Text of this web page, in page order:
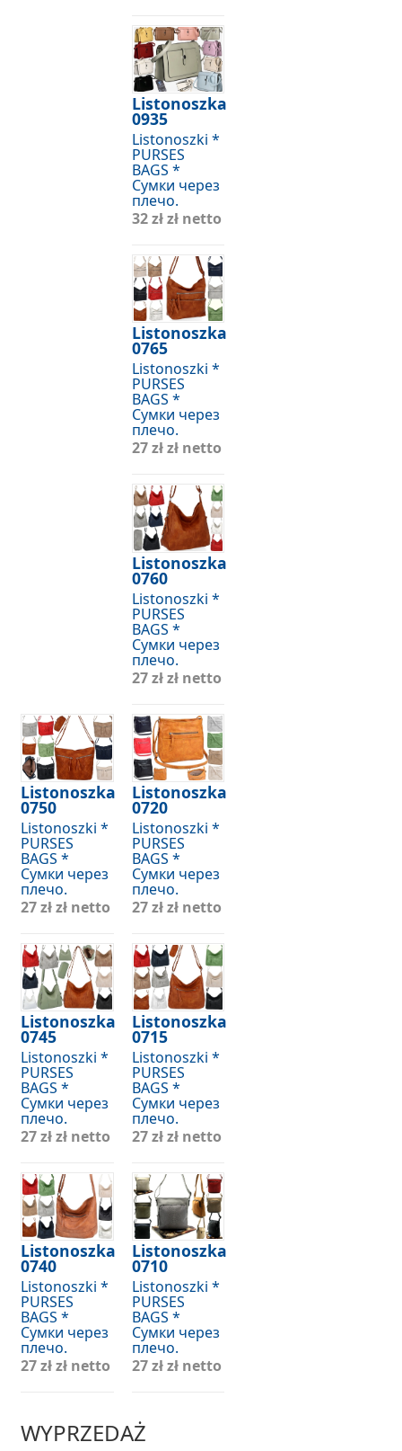
Listonoszka
0935
Listonoszki *
PURSES
BAGS *
Сумки через
плечо.
32 złzł netto
Listonoszka
0765
Listonoszki *
PURSES
BAGS *
Сумки через
плечо.
27 złzł netto
Listonoszka
0760
Listonoszki *
PURSES
BAGS *
Сумки через
плечо.
27 złzł netto
Listonoszka
0750
Listonoszki *
PURSES
BAGS *
Сумки через
плечо.
27 złzł netto
Listonoszka
0745
Listonoszki *
PURSES
BAGS *
Сумки через
плечо.
27 złzł netto
Listonoszka
0740
Listonoszki *
PURSES
BAGS *
Сумки через
плечо.
27 złzł netto
Listonoszka
0720
Listonoszki *
PURSES
BAGS *
Сумки через
плечо.
27 złzł netto
Listonoszka
0715
Listonoszki *
PURSES
BAGS *
Сумки через
плечо.
27 złzł netto
Listonoszka
0710
Listonoszki *
PURSES
BAGS *
Сумки через
плечо.
27 złzł netto
WYPRZEDAŻ